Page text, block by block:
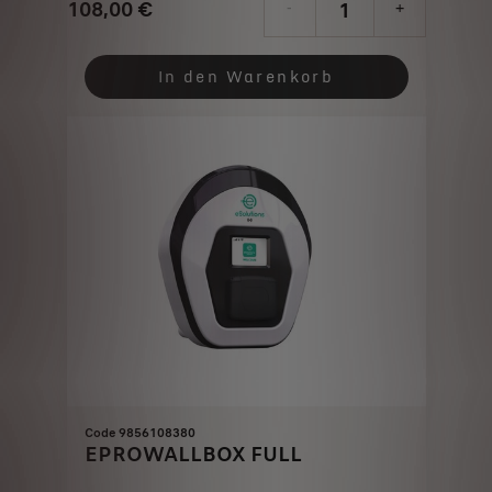
108,00 €
Price
108,00
- +
Quantity
updated
In den Warenkorb
Code 9856108380
EPROWALLBOX FULL